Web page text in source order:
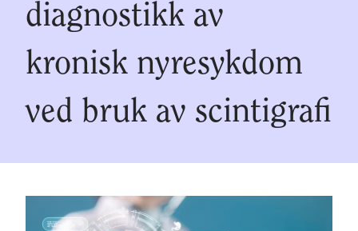
diagnostikk av
kronisk nyresykdom
ved bruk av scintigrafi